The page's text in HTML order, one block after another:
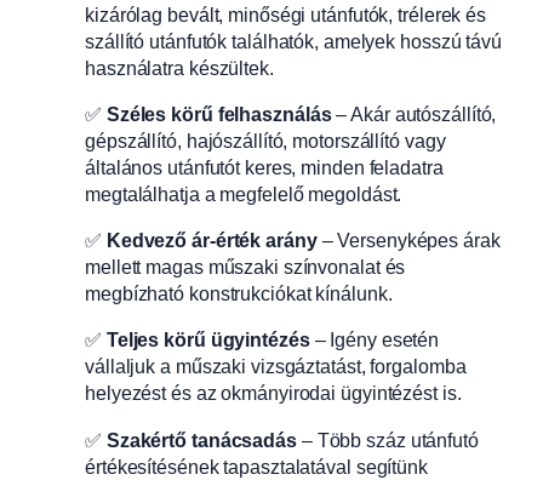
kizárólag bevált, minőségi utánfutók, trélerek és
szállító utánfutók találhatók, amelyek hosszú távú
használatra készültek.
✅ Széles körű felhasználás– Akár autószállító,
gépszállító, hajószállító, motorszállító vagy
általános utánfutót keres, minden feladatra
megtalálhatja a megfelelő megoldást.
✅ Kedvező ár-érték arány– Versenyképes árak
mellett magas műszaki színvonalat és
megbízható konstrukciókat kínálunk.
✅ Teljes körű ügyintézés– Igény esetén
vállaljuk a műszaki vizsgáztatást, forgalomba
helyezést és az okmányirodai ügyintézést is.
✅ Szakértő tanácsadás– Több száz utánfutó
értékesítésének tapasztalatával segítünk